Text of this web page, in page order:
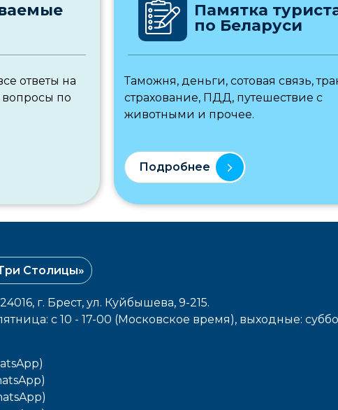
ответы на
вопросы по
Памятка
по Беларуси
Таможня, деньги, сотовая связь,
страхование, ПДД, путешествие с
животными и прочее.
Подробнее
Столицы»
г. Брест, ул. Куйбышева, 9-215.
с 10 - 17-00 (Московское время), выходные: